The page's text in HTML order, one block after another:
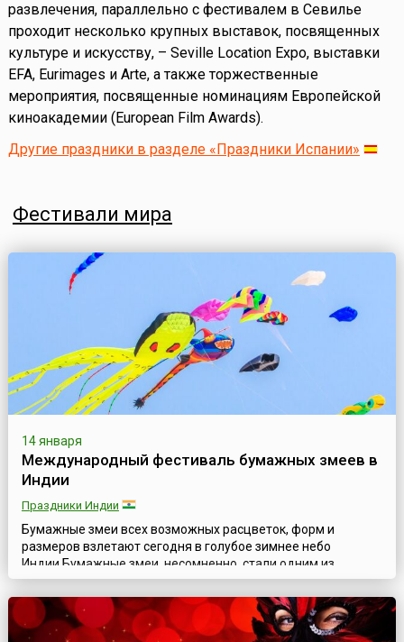
развлечения, параллельно с фестивалем в Севилье
проходит несколько крупных выставок, посвященных
культуре и искусству, – Seville Location Expo, выставки
EFA, Eurimages и Arte, а также торжественные
мероприятия, посвященные номинациям Европейской
киноакадемии (European Film Awards).
Другие праздники в разделе «Праздники Испании»
Фестивали мира
14 января
Международный фестиваль бумажных змеев в
Индии
Праздники Индии
Бумажные змеи всех возможных расцветок, форм и
размеров взлетают сегодня в голубое зимнее небо
Индии.Бумажные змеи, несомненно, стали одним из
воплощений мечты человека о полетах в небо. История
создания и развития бумажных змеев впечатляет своей
протяженностью и завораживает своей насыщенностью.
Поэтому неслучайно фестивали бумажных змеев